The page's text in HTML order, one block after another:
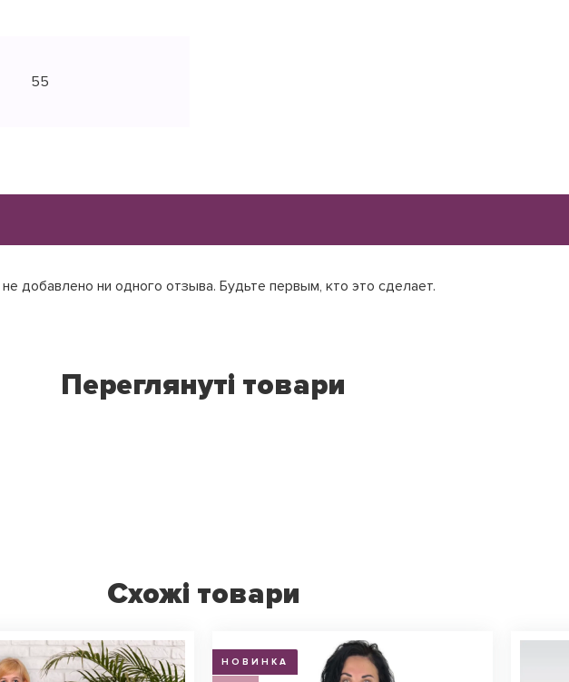
55
добавлено ни одного отзыва. Будьте первым, кто это сделает.
Переглянуті товари
Схожі товари
НОВИНКА